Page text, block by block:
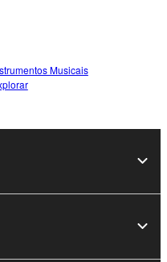
Musicais